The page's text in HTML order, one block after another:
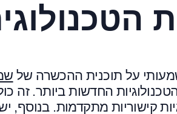
על תוכנית ההכשרה של
החדשות ביותר. זה
קישוריות מתקדמות. בנוסף,